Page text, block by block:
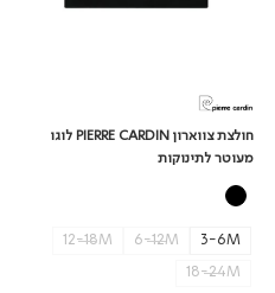
חולצת צווארון PIERRE CARDIN לוגו
מעוטר לתינוקות
3-6M
6-12M
12-18M
18-24M